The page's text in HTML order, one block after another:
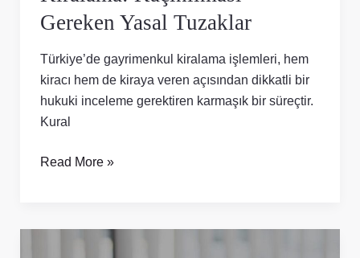
Gereken Yasal Tuzaklar
Türkiye’de gayrimenkul kiralama işlemleri, hem
kiracı hem de kiraya veren açısından dikkatli bir
hukuki inceleme gerektiren karmaşık bir süreçtir.
Kural
Read More »